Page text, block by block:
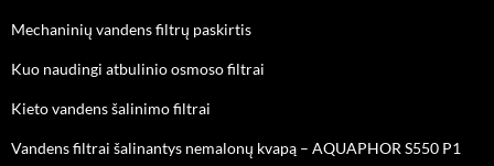
Mechaninių vandens filtrų paskirtis
Kuo naudingi atbulinio osmoso filtrai
Kieto vandens šalinimo filtrai
Vandens filtrai šalinantys nemalonų kvapą – AQUAPHOR S550 P1